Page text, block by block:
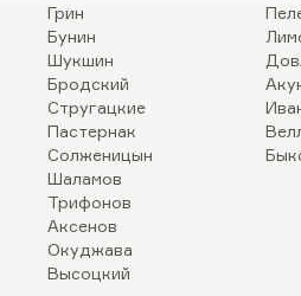
Грин
Бунин
Шукшин
Бродский
Стругацкие
Пастернак
Солженицын
Шаламов
Трифонов
Аксенов
Окуджава
Высоцкий